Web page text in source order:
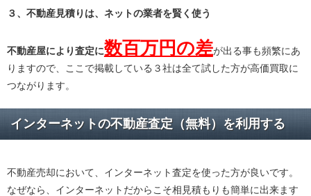
３、不動産見積りは、ネットの業者を賢く使う
不動産屋により査定に数百万円の差が出る事も頻繁にあ
りますので、ここで掲載している３社は全て試した方が高価買取に
つながります。
インターネットの不動産査定（無料）を利用する
不動産売却において、インターネット査定を使った方が良いです。
なぜなら、インターネットだからこそ相見積もりも簡単に出来ます